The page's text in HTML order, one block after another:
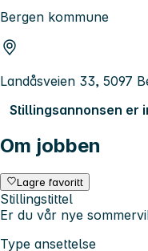
Bergen kommune
Landåsveien 33, 5097
Stillingsannonsen er
Om jobben
Lagre favoritt
Stillingstittel
Er du vår nye
Type ansettelse